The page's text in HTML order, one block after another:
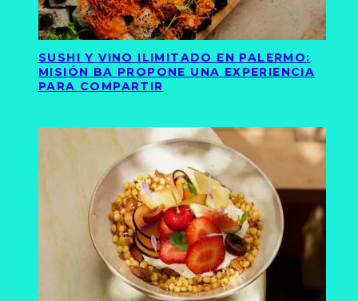
SUSHI Y VINO ILIMITADO EN PALERMO:
MISIÓN BA PROPONE UNA EXPERIENCIA
PARA COMPARTIR